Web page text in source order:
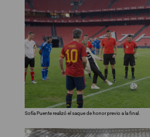
Sofía Puente realizó el saque de honor previo a la final.